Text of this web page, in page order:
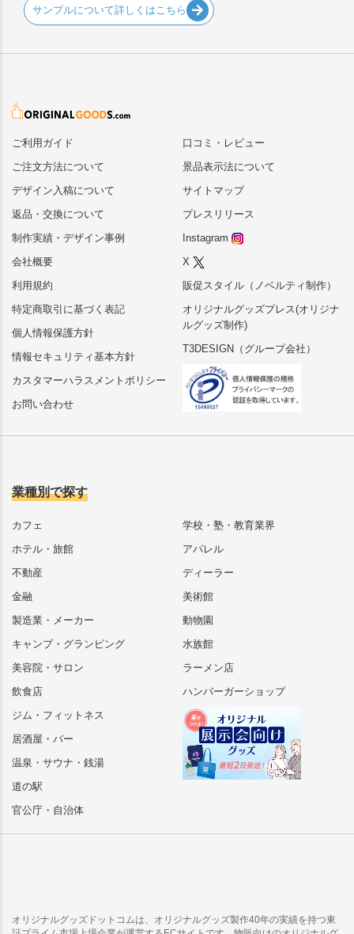
サンプルについて詳しくはこちら
ご利用ガイド
ご注文方法について
デザイン入稿について
返品・交換について
制作実績・デザイン事例
会社概要
利用規約
特定商取引に基づく表記
個人情報保護方針
情報セキュリティ基本方針
カスタマーハラスメントポリシー
お問い合わせ
口コミ・レビュー
景品表示法について
サイトマップ
プレスリリース
Instagram
X
販促スタイル（ノベルティ制作）
オリジナルグッズプレス(オリジナ
ルグッズ制作)
T3DESIGN（グループ会社）
業種別で探す
カフェ
ホテル・旅館
不動産
金融
製造業・メーカー
キャンプ・グランピング
美容院・サロン
飲食店
ジム・フィットネス
居酒屋・バー
温泉・サウナ・銭湯
道の駅
官公庁・自治体
学校・塾・教育業界
アパレル
ディーラー
美術館
動物園
水族館
ラーメン店
ハンバーガーショップ
オリジナルグッズドットコムは、オリジナルグッズ製作40年の実績を持つ東